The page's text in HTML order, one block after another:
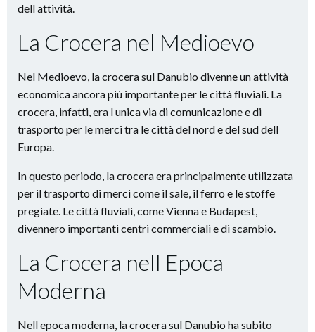
dell attività.
La Crocera nel Medioevo
Nel Medioevo, la crocera sul Danubio divenne un attività
economica ancora più importante per le città fluviali. La
crocera, infatti, era l unica via di comunicazione e di
trasporto per le merci tra le città del nord e del sud dell
Europa.
In questo periodo, la crocera era principalmente utilizzata
per il trasporto di merci come il sale, il ferro e le stoffe
pregiate. Le città fluviali, come Vienna e Budapest,
divennero importanti centri commerciali e di scambio.
La Crocera nell Epoca
Moderna
Nell epoca moderna, la crocera sul Danubio ha subito